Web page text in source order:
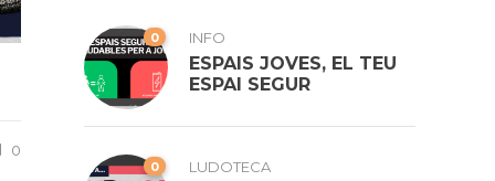
0
0 INFO
ESPAIS JOVES, EL TEU
ESPAI SEGUR
0 LUDOTECA